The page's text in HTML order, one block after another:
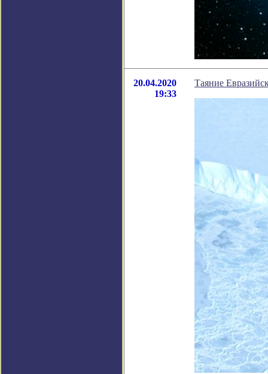
20.04.2020
19:33
Таяние